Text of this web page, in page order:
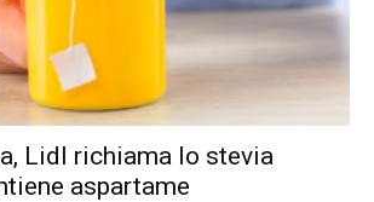
Lidl richiama lo stevia
aspartame